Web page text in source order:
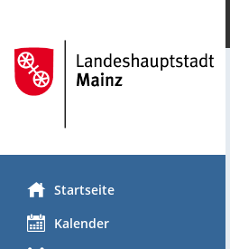
Startseite
Kalender